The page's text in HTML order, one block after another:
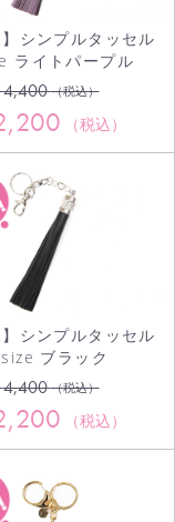
】シンプルタッセル
ライトパープル
4,400 （税込）
（税込）
】シンプルタッセル
ブラック
4,400 （税込）
（税込）